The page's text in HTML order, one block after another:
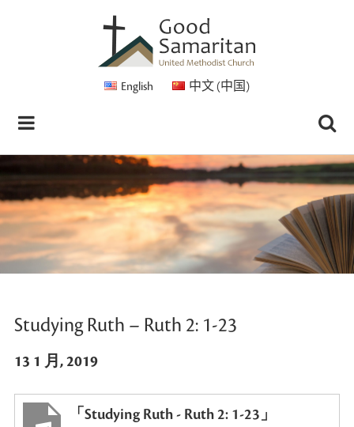
English 中文 (中国)
Studying Ruth – Ruth 2: 1-23
13 1 月, 2019
「Studying Ruth - Ruth 2: 1-23」